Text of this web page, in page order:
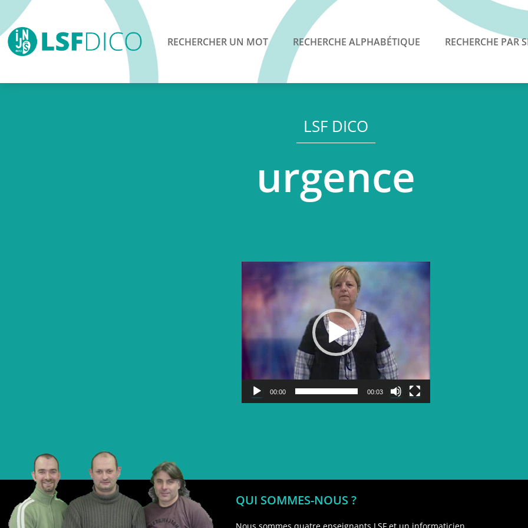
RECHERCHER UN MOT RECHERCHE ALPHABÉTIQUE RECHERCHE PAR
LSF DICO
urgence
Lecteur
vidéo
00:00 00:03
QUI SOMMES-NOUS ?